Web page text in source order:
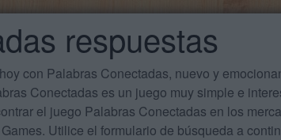
respuestas
con Palabras Conectadas, nuevo y
Conectadas es un juego muy simple e
el juego Palabras Conectadas en los
Utilice el formulario de búsqueda a